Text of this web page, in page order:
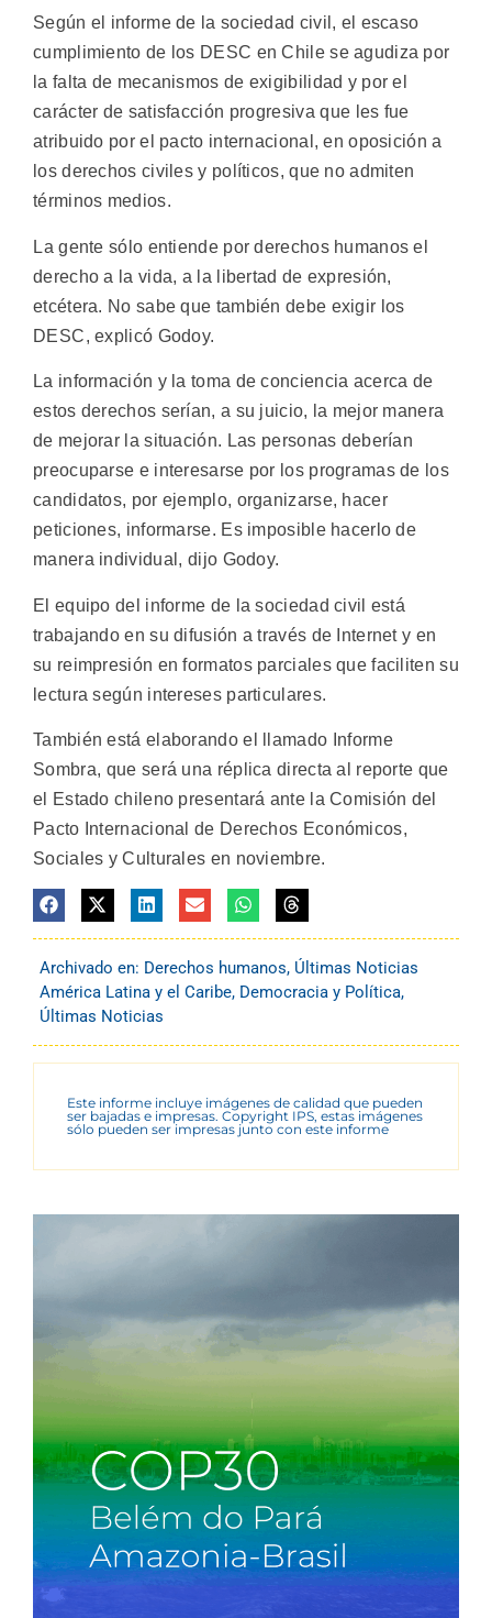
Según el informe de la sociedad civil, el escaso
cumplimiento de los DESC en Chile se agudiza por
la falta de mecanismos de exigibilidad y por el
carácter de satisfacción progresiva que les fue
atribuido por el pacto internacional, en oposición a
los derechos civiles y políticos, que no admiten
términos medios.
La gente sólo entiende por derechos humanos el
derecho a la vida, a la libertad de expresión,
etcétera. No sabe que también debe exigir los
DESC, explicó Godoy.
La información y la toma de conciencia acerca de
estos derechos serían, a su juicio, la mejor manera
de mejorar la situación. Las personas deberían
preocuparse e interesarse por los programas de los
candidatos, por ejemplo, organizarse, hacer
peticiones, informarse. Es imposible hacerlo de
manera individual, dijo Godoy.
El equipo del informe de la sociedad civil está
trabajando en su difusión a través de Internet y en
su reimpresión en formatos parciales que faciliten su
lectura según intereses particulares.
También está elaborando el llamado Informe
Sombra, que será una réplica directa al reporte que
el Estado chileno presentará ante la Comisión del
Pacto Internacional de Derechos Económicos,
Sociales y Culturales en noviembre.
Archivado en: Derechos humanos, Últimas Noticias
América Latina y el Caribe, Democracia y Política,
Últimas Noticias
Este informe incluye imágenes de calidad que pueden
ser bajadas e impresas. Copyright IPS, estas imágenes
sólo pueden ser impresas junto con este informe